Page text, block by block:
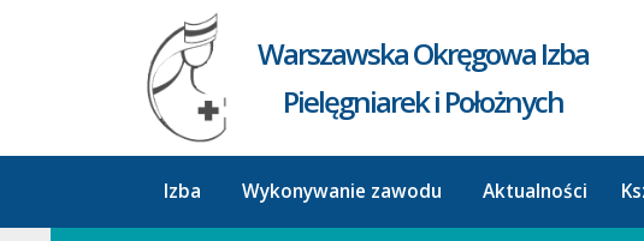
Warszawska Okręgowa Izba
Pielęgniarek i Położnych
Izba Wykonywanie zawodu Aktualności